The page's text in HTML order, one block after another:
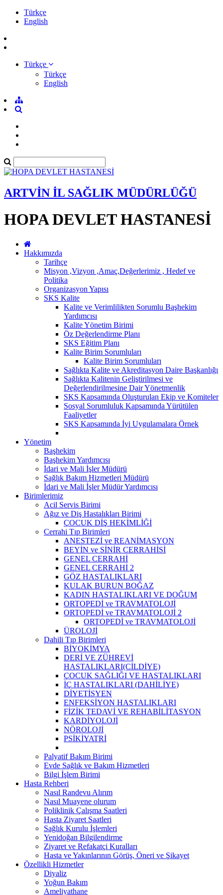
Türkçe
English
Türkçe
Türkçe
English
ARTVİN İL SAĞLIK MÜDÜRLÜĞÜ
HOPA DEVLET HASTANESİ
Hakkımızda
Tarihçe
Misyon ,Vizyon ,Amaç,Değerlerimiz , Hedef ve
Politika
Organizasyon Yapısı
SKS Kalite
Kalite ve Verimlilikten Sorumlu Başhekim
Yardımcısı
Kalite Yönetim Birimi
Öz Değerlendirme Planı
SKS Eğitim Planı
Kalite Birim Sorumluları
Kalite Birim Sorumluları
Sağlıkta Kalite ve Akreditasyon Daire Başkanlığı
Sağlıkta Kalitenin Geliştirilmesi ve
Değerlendirilmesine Dair Yönetmenlik
SKS Kapsamında Oluşturulan Ekip ve Komiteler
Sosyal Sorumluluk Kapsamında Yürütülen
Faaliyetler
SKS Kapsamında İyi Uygulamalara Örnek
Yönetim
Başhekim
Başhekim Yardımcısı
İdari ve Mali İşler Müdürü
Sağlık Bakım Hizmetleri Müdürü
İdari ve Mali İşler Müdür Yardımcısı
Birimlerimiz
Acil Servis Birimi
Ağız ve Diş Hastalıkları Birimi
ÇOCUK DİŞ HEKİMLİĞİ
Cerrahi Tıp Birimleri
ANESTEZİ ve REANİMASYON
BEYİN ve SİNİR CERRAHİSİ
GENEL CERRAHİ
GENEL CERRAHİ 2
GÖZ HASTALIKLARI
KULAK BURUN BOĞAZ
KADIN HASTALIKLARI VE DOĞUM
ORTOPEDİ ve TRAVMATOLOJİ
ORTOPEDİ ve TRAVMATOLOJİ 2
ORTOPEDİ ve TRAVMATOLOJİ
ÜROLOJİ
Dahili Tıp Birimleri
BİYOKİMYA
DERİ VE ZÜHREVİ
HASTALIKLARI(CİLDİYE)
ÇOCUK SAĞLIĞI VE HASTALIKLARI
İÇ HASTALIKLARI (DAHİLİYE)
DİYETİSYEN
ENFEKSİYON HASTALIKLARI
FİZİK TEDAVİ VE REHABİLİTASYON
KARDİYOLOJİ
NÖROLOJİ
PSİKİYATRİ
Palyatif Bakım Birimi
Evde Sağlık ve Bakım Hizmetleri
Bilgi İşlem Birimi
Hasta Rehberi
Nasıl Randevu Alırım
Nasıl Muayene olurum
Poliklinik Çalışma Saatleri
Hasta Ziyaret Saatleri
Sağlık Kurulu İşlemleri
Yenidoğan Bilgilendirme
Ziyaret ve Refakatçi Kuralları
Hasta ve Yakınlarının Görüş, Öneri ve Şikayet
Özellikli Hizmetler
Diyaliz
Yoğun Bakım
Ameliyathane